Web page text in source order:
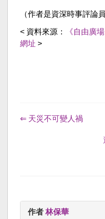
（作者是資深時事評論員
< 資料來源： 《自由廣
網址 >
⇐ 天災不可變人禍
作者 林保華